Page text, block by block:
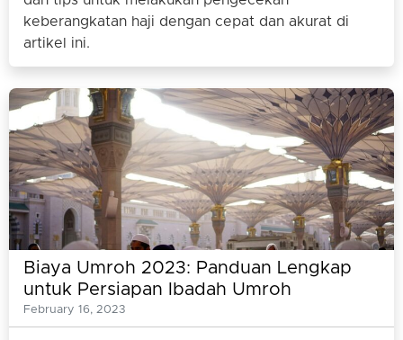
keberangkatan haji dengan cepat dan akurat di
artikel ini.
Biaya Umroh 2023: Panduan Lengkap
untuk Persiapan Ibadah Umroh
February 16, 2023